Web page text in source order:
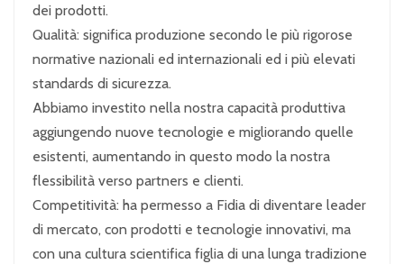
dei prodotti.
Qualità: significa produzione secondo le più rigorose
normative nazionali ed internazionali ed i più elevati
standards di sicurezza.
Abbiamo investito nella nostra capacità produttiva
aggiungendo nuove tecnologie e migliorando quelle
esistenti, aumentando in questo modo la nostra
flessibilità verso partners e clienti.
Competitività: ha permesso a Fidia di diventare leader
di mercato, con prodotti e tecnologie innovativi, ma
con una cultura scientifica figlia di una lunga tradizione